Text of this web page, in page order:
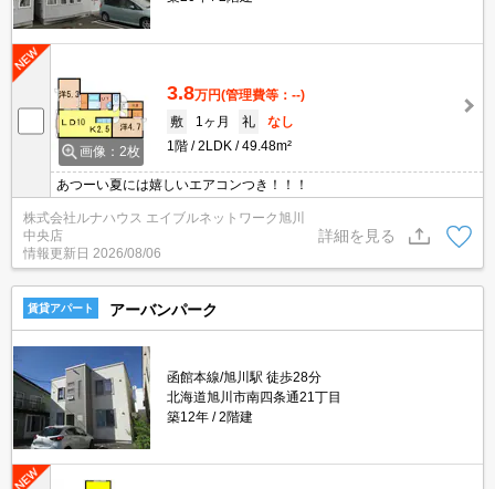
画像：2枚
3.8万円(管理費等：--)
敷
1ヶ月 礼
なし
1階
2LDK 49.48m²
あつーい夏には嬉しいエアコンつき！！！
株式会社ルナハウス エイブルネットワーク旭川
中央店
情報更新日 2026/08/06
詳細を見る
賃貸アパート アーバンパーク
函館本線/旭川駅 徒歩28分
北海道旭川市南四条通21丁目
築12年
2階建